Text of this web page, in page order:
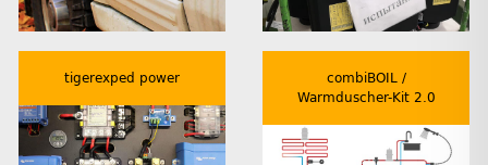
tigerexped power
combiBOIL /
Warmduscher-Kit 2.0